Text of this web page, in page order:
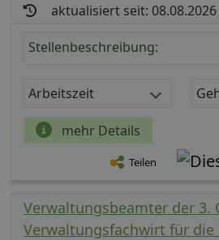
aktualisiert seit: 08.08.2026
Stellenbeschreibung:
Arbeitszeit
mehr Details
Teilen
Verwaltungsbeamter der 3.
Verwaltungsfachwirt für die